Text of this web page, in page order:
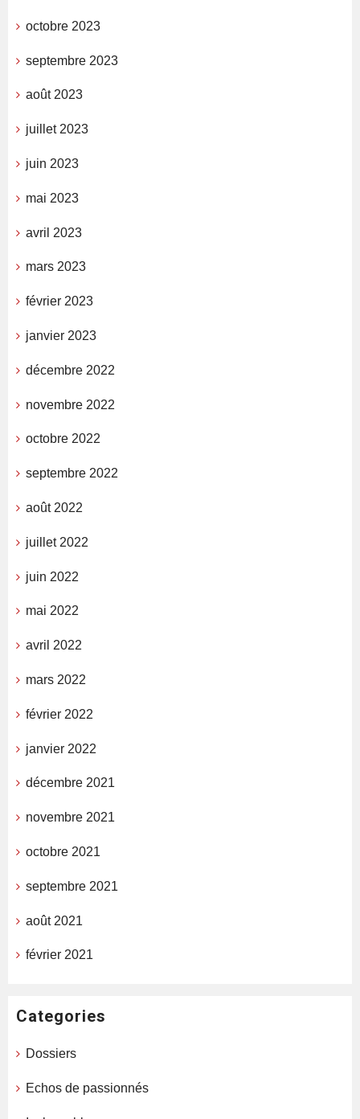
octobre 2023
septembre 2023
août 2023
juillet 2023
juin 2023
mai 2023
avril 2023
mars 2023
février 2023
janvier 2023
décembre 2022
novembre 2022
octobre 2022
septembre 2022
août 2022
juillet 2022
juin 2022
mai 2022
avril 2022
mars 2022
février 2022
janvier 2022
décembre 2021
novembre 2021
octobre 2021
septembre 2021
août 2021
février 2021
Categories
Dossiers
Echos de passionnés